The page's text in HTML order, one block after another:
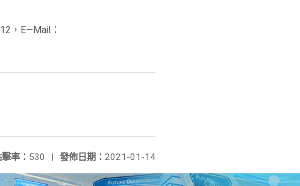
，E—Mail：
發佈日期： 2021-01-14
率： 530 |